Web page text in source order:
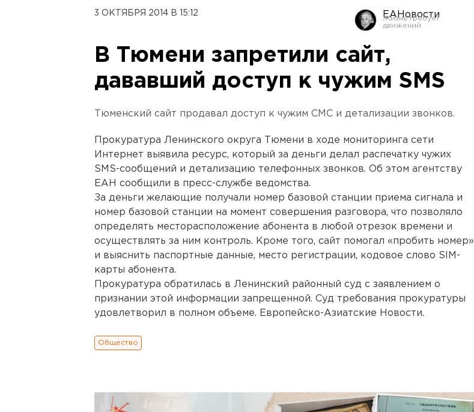
3 ОКТЯБРЯ 2014 В 15:12 ЕАНовости
В Тюмени запретили сайт,
дававший доступ к чужим SMS
Тюменский сайт продавал доступ к чужим СМС и детализации звонков.
Прокуратура Ленинского округа Тюмени в ходе мониторинга сети
Интернет выявила ресурс, который за деньги делал распечатку чужих
SMS-сообщений и детализацию телефонных звонков. Об этом агентству
ЕАН сообщили в пресс-службе ведомства.
За деньги желающие получали номер базовой станции приема сигнала и
номер базовой станции на момент совершения разговора, что позволяло
определять месторасположение абонента в любой отрезок времени и
осуществлять за ним контроль. Кроме того, сайт помогал «пробить номер»
и выяснить паспортные данные, место регистрации, кодовое слово SIM-
карты абонента.
Прокуратура обратилась в Ленинский районный суд с заявлением о
признании этой информации запрещенной. Суд требования прокуратуры
удовлетворил в полном объеме. Европейско-Азиатские Новости.
Общество